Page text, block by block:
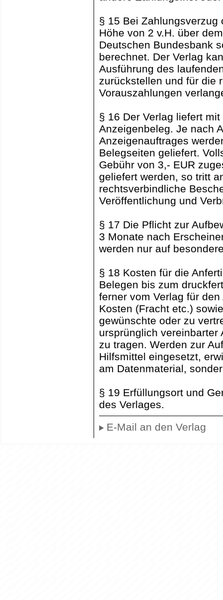
§ 15 Bei Zahlungsverzug
Höhe von 2 v.H. über
Deutschen Bundesbank
berechnet. Der Verlag
Ausführung des
zurückstellen und für die
Vorauszahlungen
§ 16 Der Verlag liefert
Anzeigenbeleg. Je nach
Anzeigenauftrages
Belegseiten geliefert.
Gebühr von 3,- EUR
geliefert werden, so tritt
rechtsverbindliche
Veröffentlichung und
§ 17 Die Pflicht zur
3 Monate nach
werden nur auf
§ 18 Kosten für die
Belegen bis zum
ferner vom Verlag für
Kosten (Fracht etc.)
gewünschte oder zu
ursprünglich vereinbarter
zu tragen. Werden zur
Hilfsmittel eingesetzt,
am Datenmaterial,
§ 19 Erfüllungsort und
des Verlages.
E-Mail an den Verlag